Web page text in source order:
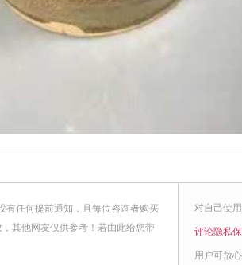
有任何提前通知，且每位咨询者购买
其他网友仅供参考！若由此给您带
对自己使
评论隐私保
用户可放